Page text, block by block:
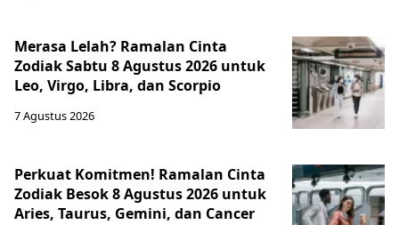
Merasa Lelah? Ramalan Cinta
Zodiak Sabtu 8 Agustus 2026 untuk
Leo, Virgo, Libra, dan Scorpio
7 Agustus 2026
Perkuat Komitmen! Ramalan Cinta
Zodiak Besok 8 Agustus 2026 untuk
Aries, Taurus, Gemini, dan Cancer